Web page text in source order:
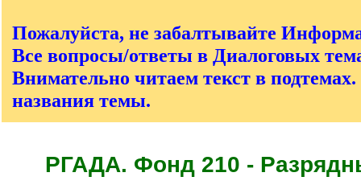
]
Пожалуйста, не забалтывайте
Все вопросы/ответы в Диалоговых
Внимательно читаем текст в
названия темы.
РГАДА. Фонд 210 -